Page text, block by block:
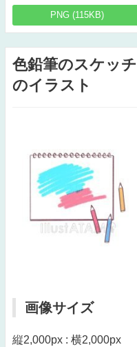
PNG (115KB)
色鉛筆のスケッチ
のイラスト
画像サイズ
縦2,000px : 横2,000px